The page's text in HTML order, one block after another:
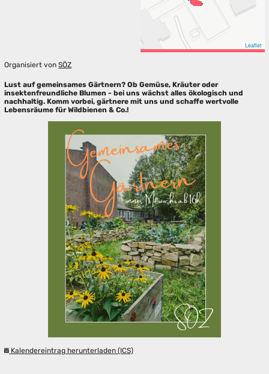
Leaflet
Organisiert vonSÖZ
Lust auf gemeinsames Gärtnern? Ob Gemüse, Kräuter oder
insektenfreundliche Blumen - bei uns wächst alles ökologisch und
nachhaltig. Komm vorbei, gärtnere mit uns und schaffe wertvolle
Lebensräume für Wildbienen & Co.!
Kalendereintrag herunterladen (ICS)